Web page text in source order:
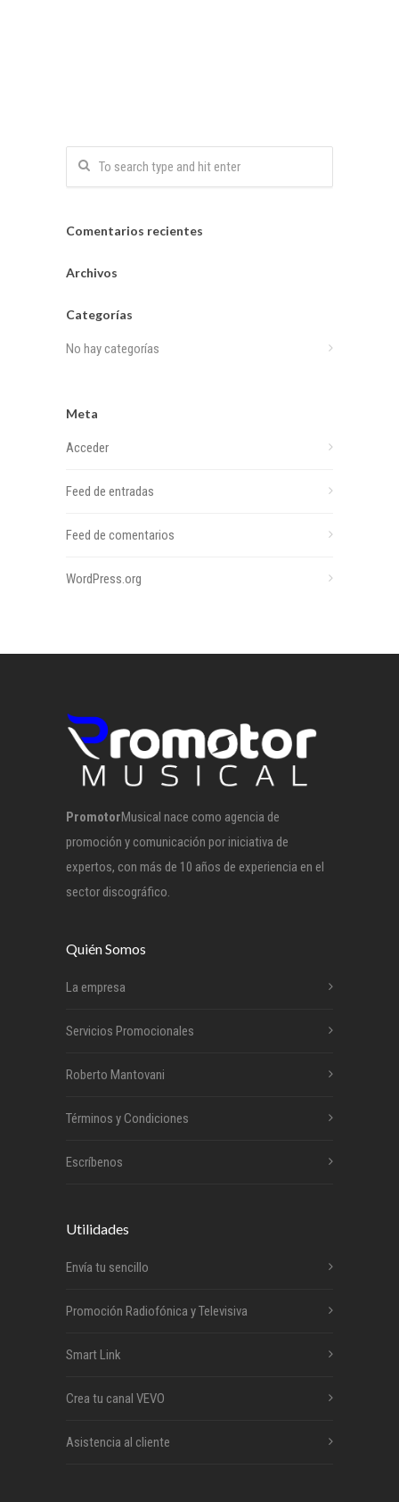
Comentarios recientes
Archivos
Categorías
No hay categorías
Meta
Acceder
Feed de entradas
Feed de comentarios
WordPress.org
PromotorMusical nace como agencia de
promoción y comunicación por iniciativa de
expertos, con más de 10 años de experiencia en el
sector discográfico.
Quién Somos
La empresa
Servicios Promocionales
Roberto Mantovani
Términos y Condiciones
Escríbenos
Utilidades
Envía tu sencillo
Promoción Radiofónica y Televisiva
Smart Link
Crea tu canal VEVO
Asistencia al cliente